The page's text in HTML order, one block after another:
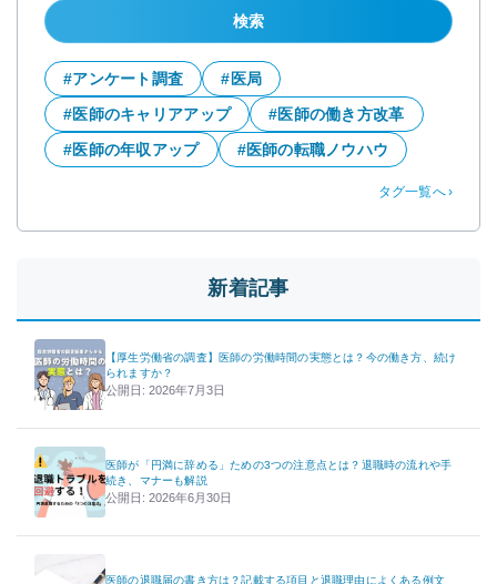
#アンケート調査
#医局
#医師のキャリアアップ
#医師の働き方改革
#医師の年収アップ
#医師の転職ノウハウ
タグ一覧へ
新着記事
【厚生労働省の調査】医師の労働時間の実態とは？今の働き方、続け
られますか？
公開日: 2026年7月3日
医師が「円満に辞める」ための3つの注意点とは？退職時の流れや手
続き、マナーも解説
公開日: 2026年6月30日
医師の退職届の書き方は？記載する項目と退職理由によくある例文